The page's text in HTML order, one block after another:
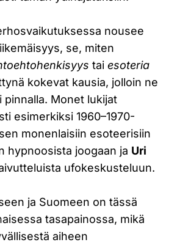
nousee
se, miten
tai esoteria
kokevat kausia, jolloin ne
pinnalla. Monet lukijat
esimerkiksi 1960–1970-
monenlaisiin esoteerisiin
hypnoosista joogaan ja Uri
ufokeskusteluun.
ja Suomeen on tässä
tasapainossa, mikä
aiheen